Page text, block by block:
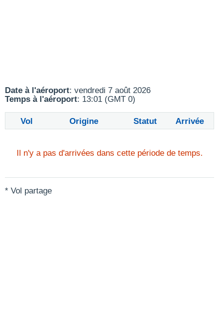
Date à l'aéroport: vendredi 7 août 2026
Temps à l'aéroport: 13:01 (GMT 0)
Vol Origine Statut Arrivée
Il n'y a pas d'arrivées dans cette période de temps.
* Vol partage